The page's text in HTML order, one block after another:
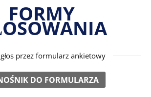
FORMY
przez formularz ankietowy
DO FORMULARZA